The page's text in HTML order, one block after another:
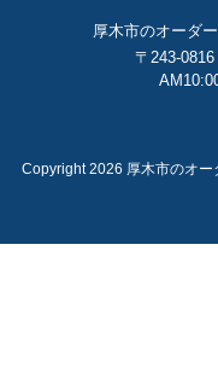
厚木市のオーダ
〒243-
Copyright 2026 厚木市のオ